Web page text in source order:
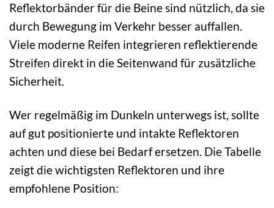
Reflektorbänder für die Beine sind nützlich, da sie
durch Bewegung im Verkehr besser auffallen.
Viele moderne Reifen integrieren reflektierende
Streifen direkt in die Seitenwand für zusätzliche
Sicherheit.
Wer regelmäßig im Dunkeln unterwegs ist, sollte
auf gut positionierte und intakte Reflektoren
achten und diese bei Bedarf ersetzen. Die Tabelle
zeigt die wichtigsten Reflektoren und ihre
empfohlene Position: